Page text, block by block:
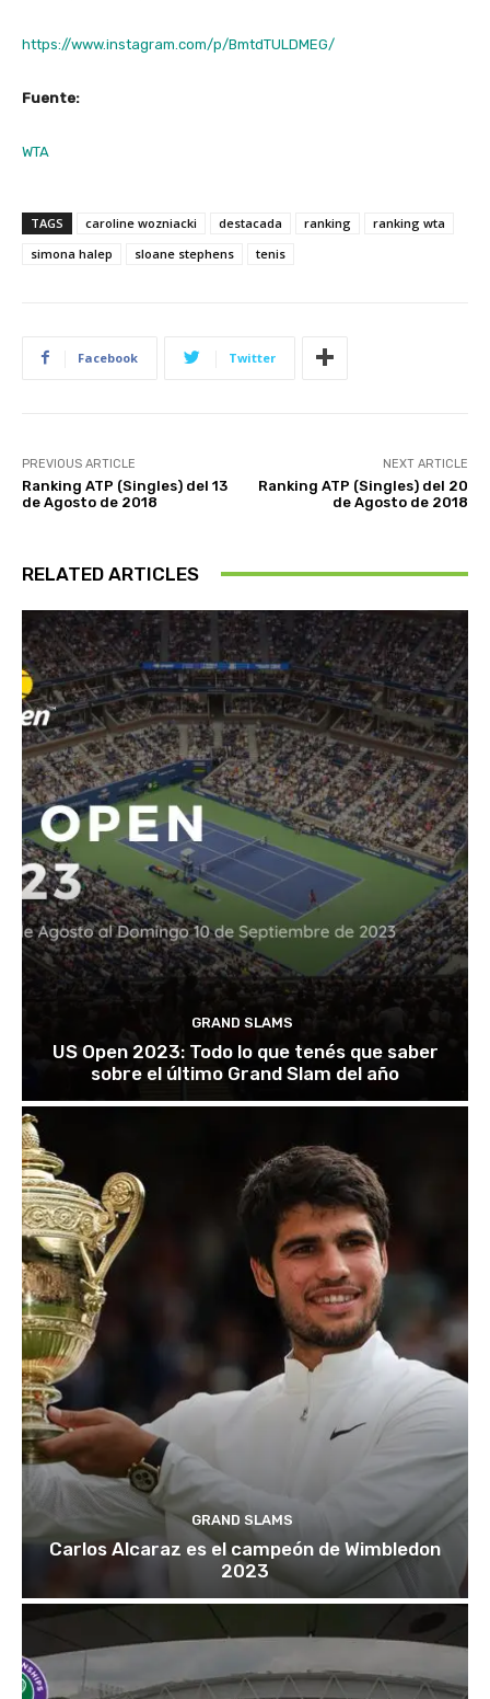
https://www.instagram.com/p/BmtdTULDMEG/
Fuente:
WTA
TAGS caroline wozniacki destacada ranking
ranking wta
simona halep
sloane stephens tenis
Facebook Twitter
PREVIOUS ARTICLE
Ranking ATP (Singles) del 13
de Agosto de 2018
NEXT ARTICLE
Ranking ATP (Singles) del 20
de Agosto de 2018
RELATED ARTICLES
GRAND SLAMS
US Open 2023: Todo lo que tenés que saber
sobre el último Grand Slam del año
GRAND SLAMS
Carlos Alcaraz es el campeón de Wimbledon
2023